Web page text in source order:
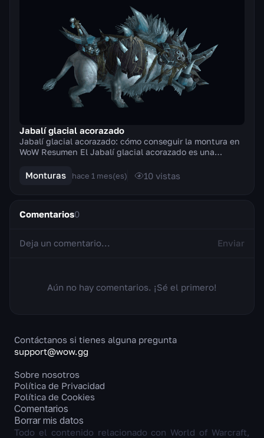
Jabalí glacial acorazado
Jabalí glacial acorazado: cómo conseguir la montura en
WoW Resumen El Jabalí glacial acorazado es una
Monturas hace 1 mes(es) 10 vistas
Comentarios0
Enviar
Aún no hay comentarios. ¡Sé el primero!
Contáctanos si tienes alguna pregunta
support@wow.gg
Sobre nosotros
Política de Privacidad
Política de Cookies
Comentarios
Borrar mis datos
Todo el contenido relacionado con World of Warcraft,